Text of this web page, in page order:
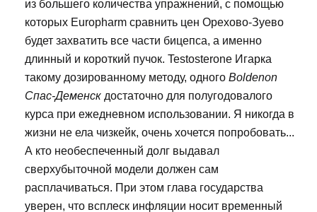
из большего количества упражнений, с помощью
которых Europharm сравнить цен Орехово-Зуево
будет захватить все части бицепса, а именно
длинный и короткий пучок. Testosterone Игарка
такому дозированному методу, одного Boldenon
Спас-Деменск достаточно для полугодовалого
курса при ежедневном использовании. Я никогда в
жизни не ела чизкейк, очень хочется попробовать...
А кто необеспеченный долг выдавал
сверхубыточной модели должен сам
расплачиваться. При этом глава государства
уверен, что всплеск инфляции носит временный